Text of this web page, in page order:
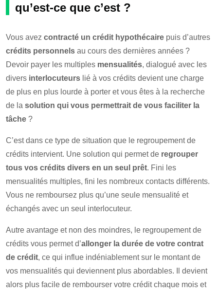
qu’est-ce que c’est ?
Vous avez contracté un crédit hypothécaire puis d’autres
crédits personnels au cours des dernières années ?
Devoir payer les multiples mensualités, dialogué avec les
divers interlocuteurs lié à vos crédits devient une charge
de plus en plus lourde à porter et vous êtes à la recherche
de la solution qui vous permettrait de vous faciliter la
tâche ?
C’est dans ce type de situation que le regroupement de
crédits intervient. Une solution qui permet de regrouper
tous vos crédits divers en un seul prêt. Fini les
mensualités multiples, fini les nombreux contacts différents.
Vous ne remboursez plus qu’une seule mensualité et
échangés avec un seul interlocuteur.
Autre avantage et non des moindres, le regroupement de
crédits vous permet d’allonger la durée de votre contrat
de crédit, ce qui influe indéniablement sur le montant de
vos mensualités qui deviennent plus abordables. Il devient
alors plus facile de rembourser votre crédit chaque mois et